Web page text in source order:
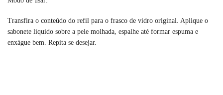
Transfira o conteúdo do refil para o frasco de vidro original. Aplique o
sabonete líquido sobre a pele molhada, espalhe até formar espuma e
enxágue bem. Repita se desejar.